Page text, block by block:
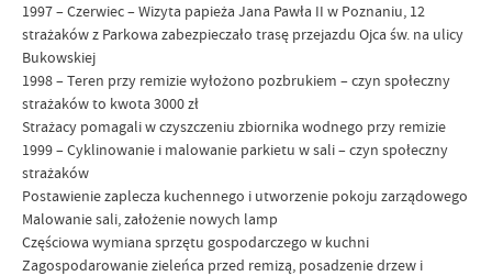
1997 – Czerwiec – Wizyta papieża Jana Pawła II w Poznaniu, 12
strażaków z Parkowa zabezpieczało trasę przejazdu Ojca św. na ulicy
Bukowskiej
1998 – Teren przy remizie wyłożono pozbrukiem – czyn społeczny
strażaków to kwota 3000 zł
Strażacy pomagali w czyszczeniu zbiornika wodnego przy remizie
1999 – Cyklinowanie i malowanie parkietu w sali – czyn społeczny
strażaków
Postawienie zaplecza kuchennego i utworzenie pokoju zarządowego
Malowanie sali, założenie nowych lamp
Częściowa wymiana sprzętu gospodarczego w kuchni
Zagospodarowanie zieleńca przed remizą, posadzenie drzew i